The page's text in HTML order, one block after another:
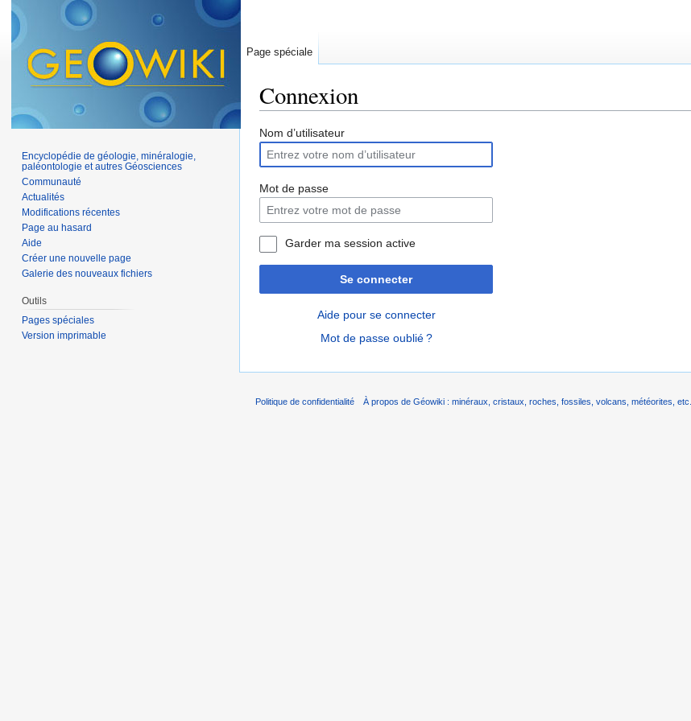
Connexion
Nom d’utilisateur
Mot de passe
Garder ma session active
Se connecter
Aide pour se connecter
Mot de passe oublié ?
Page spéciale
Encyclopédie de géologie, minéralogie,
paléontologie et autres Géosciences
Communauté
Actualités
Modifications récentes
Page au hasard
Aide
Créer une nouvelle page
Galerie des nouveaux fichiers
Outils
Pages spéciales
Version imprimable
Politique de confidentialité À propos de Géowiki : minéraux, cristaux, roches, fossiles, volcans, météorites, etc.